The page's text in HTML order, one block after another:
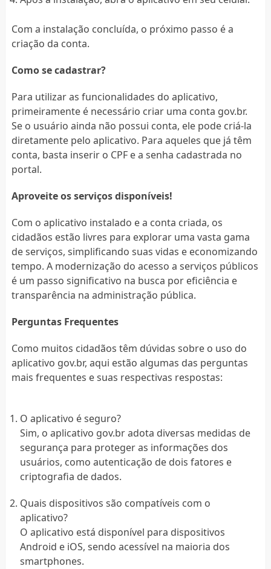
Com a instalação concluída, o próximo passo é a
criação da conta.
Como se cadastrar?
Para utilizar as funcionalidades do aplicativo,
primeiramente é necessário criar uma conta gov.br.
Se o usuário ainda não possui conta, ele pode criá-la
diretamente pelo aplicativo. Para aqueles que já têm
conta, basta inserir o CPF e a senha cadastrada no
portal.
Aproveite os serviços disponíveis!
Com o aplicativo instalado e a conta criada, os
cidadãos estão livres para explorar uma vasta gama
de serviços, simplificando suas vidas e economizando
tempo. A modernização do acesso a serviços públicos
é um passo significativo na busca por eficiência e
transparência na administração pública.
Perguntas Frequentes
Como muitos cidadãos têm dúvidas sobre o uso do
aplicativo gov.br, aqui estão algumas das perguntas
mais frequentes e suas respectivas respostas:
O aplicativo é seguro?
Sim, o aplicativo gov.br adota diversas medidas de
segurança para proteger as informações dos
usuários, como autenticação de dois fatores e
criptografia de dados.
Quais dispositivos são compatíveis com o
aplicativo?
O aplicativo está disponível para dispositivos
Android e iOS, sendo acessível na maioria dos
smartphones.